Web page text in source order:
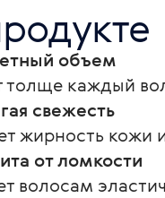
объем
толще каждый
свежесть
жирность кожи
от ломкости
волосам